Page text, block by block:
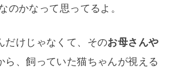
のかなって思ってるよ。
だけじゃなくて、そのお母さんや
ら、飼っていた猫ちゃんが視える